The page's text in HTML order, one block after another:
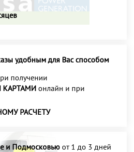
удобным для Вас способом
получении
КАРТАМИ онлайн и при
РАСЧЕТУ
и Подмосковью от 1 до 3 дней